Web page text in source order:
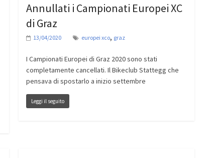
Annullati i Campionati Europei XC
di Graz
13/04/2020 europei xco, graz
I Campionati Europei di Graz 2020 sono stati
completamente cancellati. Il Bikeclub Stattegg che
pensava di spostarlo a inizio settembre
Leggi il seguito